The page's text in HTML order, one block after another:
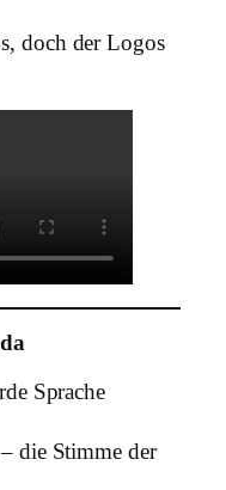
doch der Logos
Sprache
die Stimme der